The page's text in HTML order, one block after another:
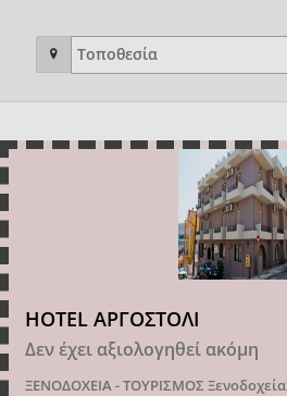
HOTEL ΑΡΓΟΣΤΟΛΙ
Δεν έχει αξιολογηθεί ακόμη
ΞΕΝΟΔΟΧΕΙΑ - ΤΟΥΡΙΣΜΟΣ Ξενοδοχεία